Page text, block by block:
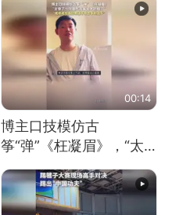
00:14
博主口技模仿古
筝“弹”《枉凝眉》，“太
像了～你是吃古筝长大的
吗？”“或将成为首位考级
不带古筝的选手。”（来